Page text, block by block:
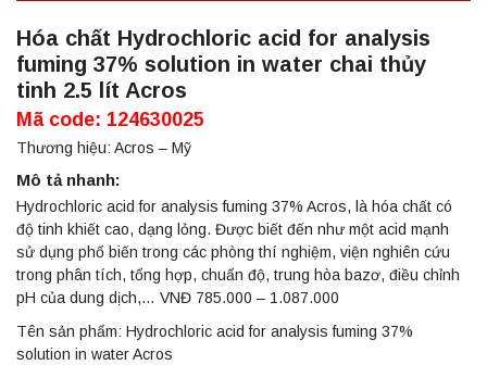
Hóa chất Hydrochloric acid for analysis
fuming 37% solution in water chai thủy
tinh 2.5 lít Acros
Mã code: 124630025
Thương hiệu: Acros – Mỹ
Mô tả nhanh:
Hydrochloric acid for analysis fuming 37% Acros, là hóa chất có
độ tinh khiết cao, dạng lỏng. Được biết đến như một acid mạnh
sử dụng phổ biến trong các phòng thí nghiệm, viện nghiên cứu
trong phân tích, tổng hợp, chuẩn độ, trung hòa bazơ, điều chỉnh
pH của dung dịch,… VNĐ 785.000 – 1.087.000
Tên sản phẩm: Hydrochloric acid for analysis fuming 37%
solution in water Acros